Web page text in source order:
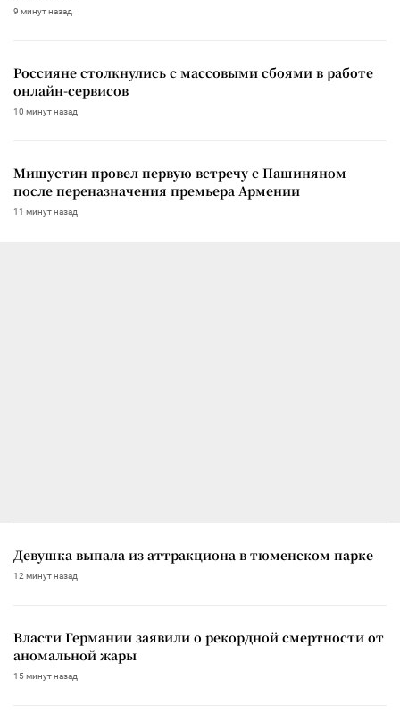
9 минут назад
Россияне столкнулись с массовыми сбоями в работе
онлайн-сервисов
10 минут назад
Мишустин провел первую встречу с Пашиняном
после переназначения премьера Армении
11 минут назад
Девушка выпала из аттракциона в тюменском парке
12 минут назад
Власти Германии заявили о рекордной смертности от
аномальной жары
15 минут назад